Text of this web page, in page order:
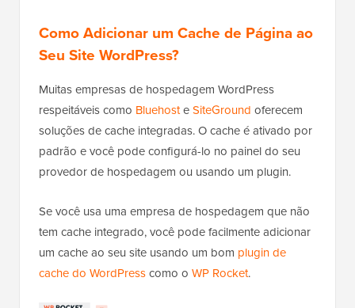
Como Adicionar um Cache de Página ao
Seu Site WordPress?
Muitas empresas de hospedagem WordPress
respeitáveis como BluehosteSiteGround oferecem
soluções de cache integradas. O cache é ativado por
padrão e você pode configurá-lo no painel do seu
provedor de hospedagem ou usando um plugin.
Se você usa uma empresa de hospedagem que não
tem cache integrado, você pode facilmente adicionar
um cache ao seu site usando um bom plugin de
cache do WordPresscomo o WP Rocket.